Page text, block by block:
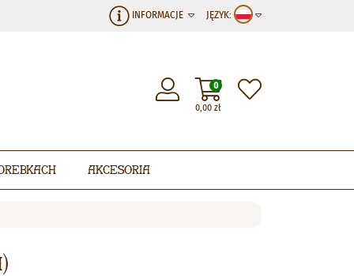
JĘZYK:
INFORMACJE
0,00 zł
0
Akcesoria